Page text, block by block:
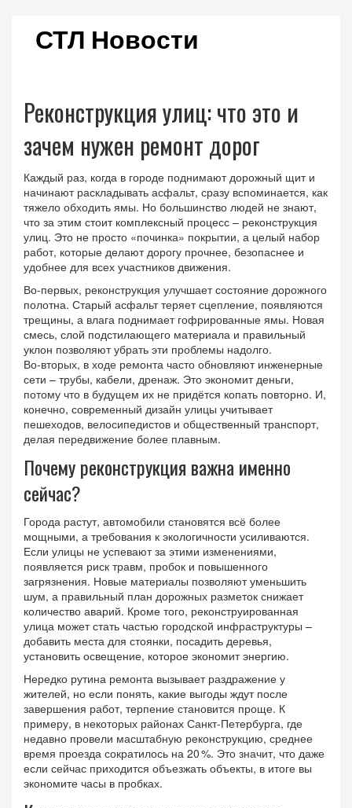
СТЛ Новости
Реконструкция улиц: что это и
зачем нужен ремонт дорог
Каждый раз, когда в городе поднимают дорожный щит и
начинают раскладывать асфальт, сразу вспоминается, как
тяжело обходить ямы. Но большинство людей не знают,
что за этим стоит комплексный процесс – реконструкция
улиц. Это не просто «починка» покрытии, а целый набор
работ, которые делают дорогу прочнее, безопаснее и
удобнее для всех участников движения.
Во-первых, реконструкция улучшает состояние дорожного
полотна. Старый асфальт теряет сцепление, появляются
трещины, а влага поднимает гофрированные ямы. Новая
смесь, слой подстилающего материала и правильный
уклон позволяют убрать эти проблемы надолго.
Во‑вторых, в ходе ремонта часто обновляют инженерные
сети – трубы, кабели, дренаж. Это экономит деньги,
потому что в будущем их не придётся копать повторно. И,
конечно, современный дизайн улицы учитывает
пешеходов, велосипедистов и общественный транспорт,
делая передвижение более плавным.
Почему реконструкция важна именно
сейчас?
Города растут, автомобили становятся всё более
мощными, а требования к экологичности усиливаются.
Если улицы не успевают за этими изменениями,
появляется риск травм, пробок и повышенного
загрязнения. Новые материалы позволяют уменьшить
шум, а правильный план дорожных разметок снижает
количество аварий. Кроме того, реконструированная
улица может стать частью городской инфраструктуры –
добавить места для стоянки, посадить деревья,
установить освещение, которое экономит энергию.
Нередко рутина ремонта вызывает раздражение у
жителей, но если понять, какие выгоды ждут после
завершения работ, терпение становится проще. К
примеру, в некоторых районах Санкт‑Петербурга, где
недавно провели масштабную реконструкцию, среднее
время проезда сократилось на 20 %. Это значит, что даже
если сейчас приходится объезжать объекты, в итоге вы
экономите часы в пробках.